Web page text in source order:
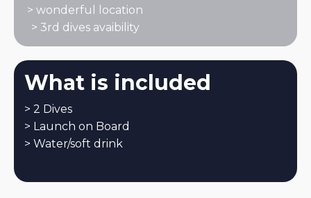
> wonderful location
> 3rd dives avaibility
What is included
> 2 Dives
> Launch on Board
> Water/soft drink